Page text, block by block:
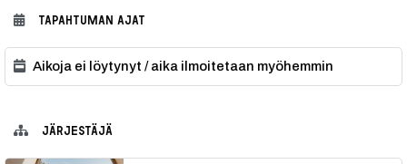
TAPAHTUMAN AJAT
Aikoja ei löytynyt / aika ilmoitetaan myöhemmin
JÄRJESTÄJÄ